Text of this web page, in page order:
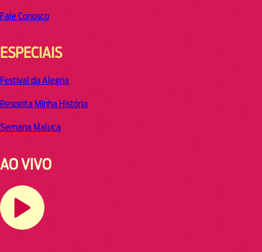
Fale Conosco
ESPECIAIS
Festival da Alegria
Respeita Minha História
Semana Maluca
AO VIVO